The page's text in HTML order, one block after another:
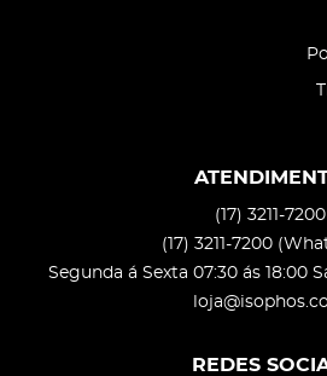
(17) 3211-7200
(17) 3211-7200
Segunda á Sexta 07:30 ás 18:00
REDES